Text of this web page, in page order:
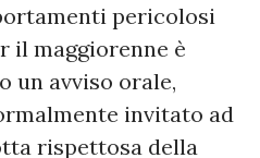
pericolosi
il maggiorenne è
un avviso orale,
invitato ad
rispettosa della